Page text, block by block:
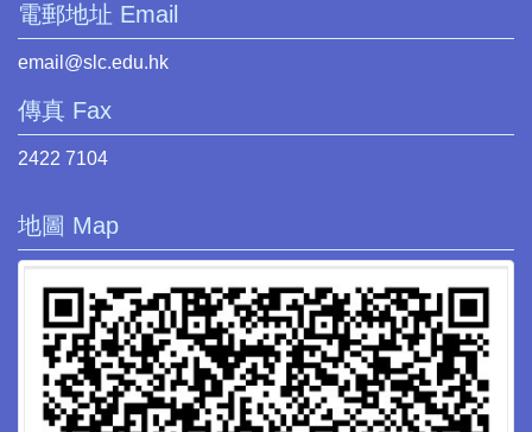
電郵地址 Email
email@slc.edu.hk
傳真 Fax
2422 7104
地圖 Map